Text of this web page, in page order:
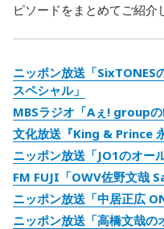
ピソードをまとめてご紹介
ニッポン放送「SixTONES
スペシャル」
MBSラジオ「Aぇ! groupの
文化放送『King & Prince
ニッポン放送「JO1のオー
FM FUJI「OWV佐野文哉
ニッポン放送「中居正広
ニッポン放送「高橋文哉の